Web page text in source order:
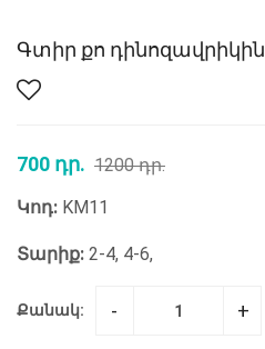
Գտիր քո դինոզավրիկին
700 դր. 1200 դր.
Կոդ: KM11
Տարիք: 2-4, 4-6,
Քանակ: - +